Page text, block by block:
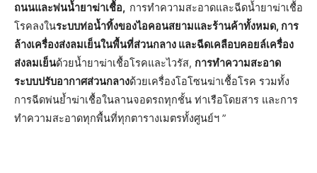
ถนนและพ่นน้ำยาฆ่าเชื้อ, การทำความสะอาดและฉีดน้ำยาฆ่าเชื้อ
โรคลงในระบบท่อน้ำทิ้งของไอคอนสยามและร้านค้าทั้งหมด, การ
ล้างเครื่องส่งลมเย็นในพื้นที่ส่วนกลาง และฉีดเคลือบคอยล์เครื่อง
ส่งลมเย็นด้วยน้ำยาฆ่าเชื้อโรคและไวรัส, การทำความสะอาด
ระบบปรับอากาศส่วนกลางด้วยเครื่องโอโซนฆ่าเชื้อโรค รวมทั้ง
การฉีดพ่นย้ำฆ่าเชื้อในลานจอดรถทุกชั้น ท่าเรือโดยสาร และการ
ทำความสะอาดทุกพื้นที่ทุกตารางเมตรทั้งศูนย์ฯ ”